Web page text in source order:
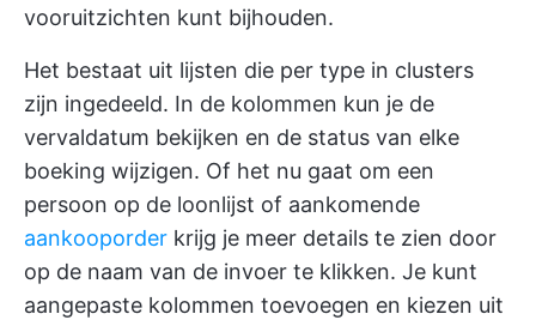
vooruitzichten kunt bijhouden.
Het bestaat uit lijsten die per type in clusters
zijn ingedeeld. In de kolommen kun je de
vervaldatum bekijken en de status van elke
boeking wijzigen. Of het nu gaat om een
persoon op de loonlijst of aankomende
aankooporder krijg je meer details te zien door
op de naam van de invoer te klikken. Je kunt
aangepaste kolommen toevoegen en kiezen uit